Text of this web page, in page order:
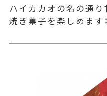
ハイカカオの名の通
焼き菓子を楽しめま